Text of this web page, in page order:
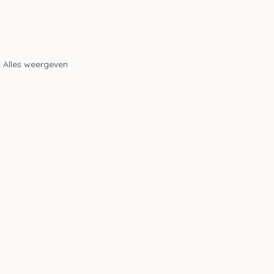
Alles weergeven